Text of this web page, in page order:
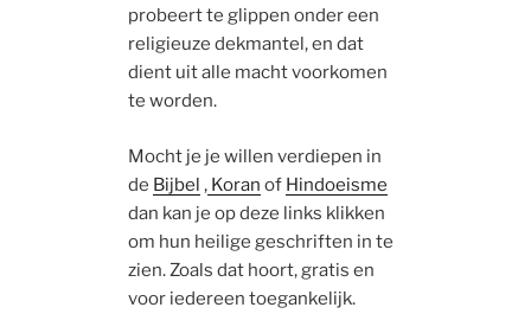
probeert te glippen onder een
religieuze dekmantel, en dat
dient uit alle macht voorkomen
te worden.
Mocht je je willen verdiepen in
de Bijbel , Koran of Hindoeisme
dan kan je op deze links klikken
om hun heilige geschriften in te
zien. Zoals dat hoort, gratis en
voor iedereen toegankelijk.